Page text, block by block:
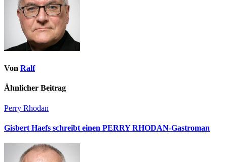
Von Ralf
Ähnlicher Beitrag
Perry Rhodan
Gisbert Haefs schreibt einen PERRY RHODAN-Gastroman